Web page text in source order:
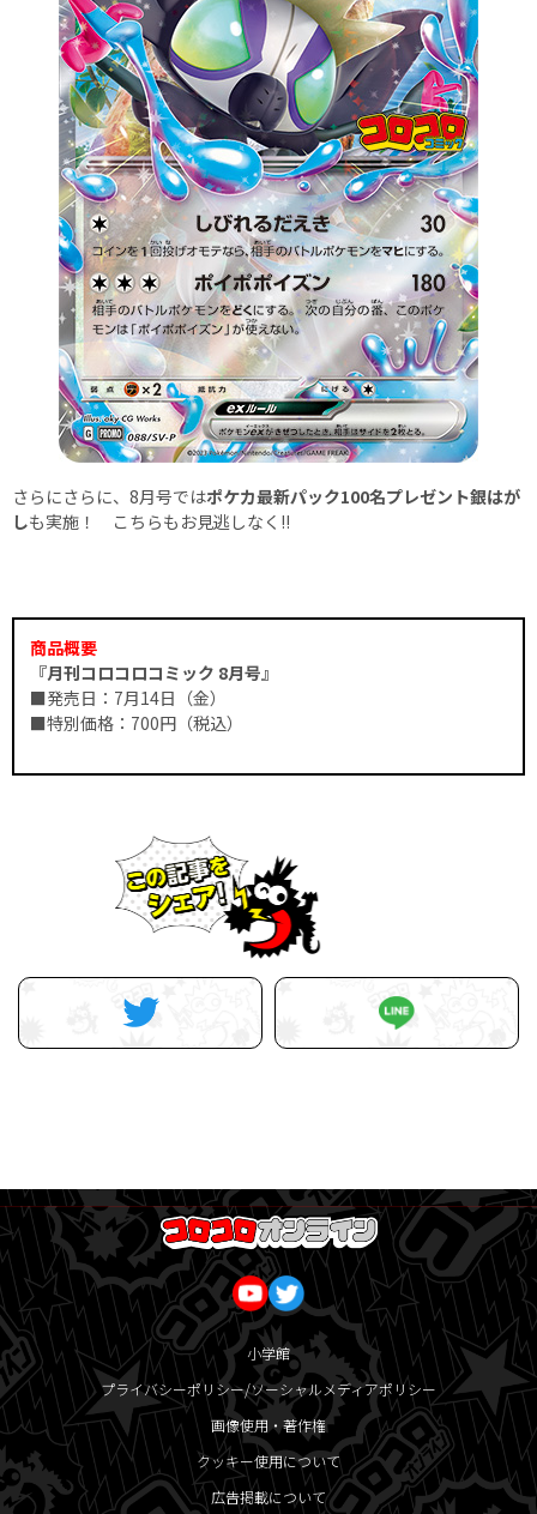
さらにさらに、8月号ではポケカ最新パック100名プレゼント銀はが
しも実施！ こちらもお見逃しなく!!
商品概要
『月刊コロコロコミック 8月号』
■発売日：7月14日（金）
■特別価格：700円（税込）
小学館
プライバシーポリシー/ソーシャルメディアポリシー
画像使用・著作権
クッキー使用について
広告掲載について